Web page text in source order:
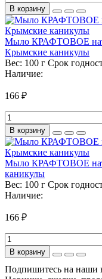
В корзину
Мыло КРАФТОВОЕ
Крымские каникулы
Вес: 100 г Срок
Наличие:
166 ₽
В корзину
Мыло КРАФТОВОЕ
каникулы
Вес: 100 г Срок
Наличие:
166 ₽
В корзину
Подпишитесь на наши